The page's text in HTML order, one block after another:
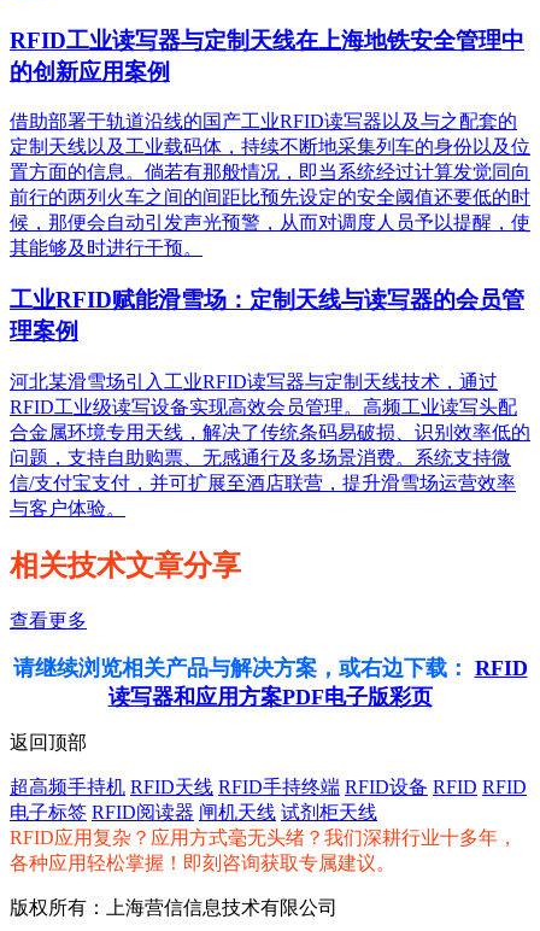
RFID工业读写器与定制天线在上海地铁安全管理中
的创新应用案例
借助部署于轨道沿线的国产工业RFID读写器以及与之配套的
定制天线以及工业载码体，持续不断地采集列车的身份以及位
置方面的信息。倘若有那般情况，即当系统经过计算发觉同向
前行的两列火车之间的间距比预先设定的安全阈值还要低的时
候，那便会自动引发声光预警，从而对调度人员予以提醒，使
其能够及时进行干预。
工业RFID赋能滑雪场：定制天线与读写器的会员管
理案例
河北某滑雪场引入工业RFID读写器与定制天线技术，通过
RFID工业级读写设备实现高效会员管理。高频工业读写头配
合金属环境专用天线，解决了传统条码易破损、识别效率低的
问题，支持自助购票、无感通行及多场景消费。系统支持微
信/支付宝支付，并可扩展至酒店联营，提升滑雪场运营效率
与客户体验。
相关技术文章分享
查看更多
请继续浏览相关产品与解决方案，或右边下载： RFID
读写器和应用方案PDF电子版彩页
返回顶部
超高频手持机 RFID天线 RFID手持终端 RFID设备 RFID RFID
电子标签 RFID阅读器 闸机天线 试剂柜天线
RFID应用复杂？应用方式毫无头绪？我们深耕行业十多年，
各种应用轻松掌握！即刻咨询获取专属建议。
版权所有：上海营信信息技术有限公司